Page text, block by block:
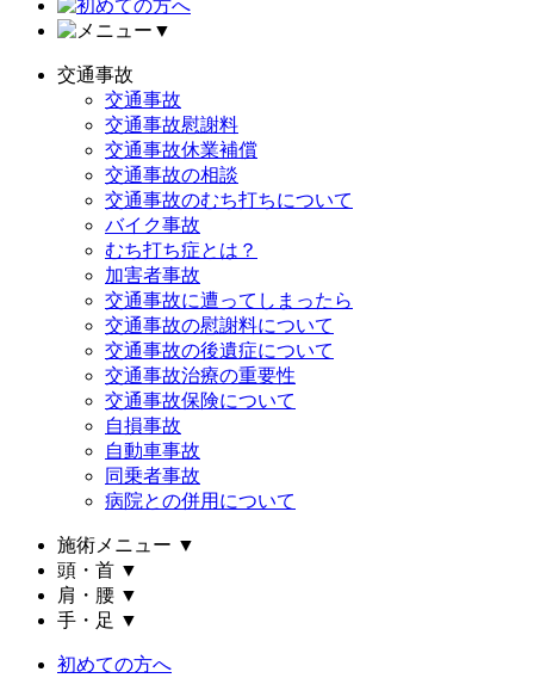
▼
交通事故
交通事故
交通事故慰謝料
交通事故休業補償
交通事故の相談
交通事故のむち打ちについて
バイク事故
むち打ち症とは？
加害者事故
交通事故に遭ってしまったら
交通事故の慰謝料について
交通事故の後遺症について
交通事故治療の重要性
交通事故保険について
自損事故
自動車事故
同乗者事故
病院との併用について
施術メニュー ▼
頭・首 ▼
肩・腰 ▼
手・足 ▼
初めての方へ